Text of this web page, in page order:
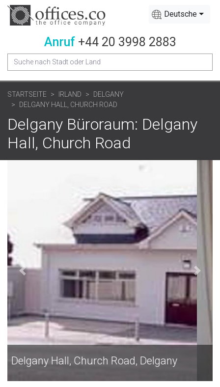
Deutsche
Anruf +44 20 3998 2883
STARTSEITE IRLAND
DELGANY
DELGANY HALL, CHURCH ROAD
Delgany Büroraum: Delgany
Hall, Church Road
Delgany Hall, Church Road, Delgany